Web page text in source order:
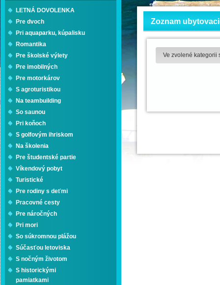
LETNÁ DOVOLENKA
Pre dvoch
Pri aquaparku, kúpalisku
Romantika
Pre školské výlety
Pre imobilných
Pre motorkárov
S agroturistikou
Na teambuilding
So saunou
Pri koňoch
S golfovým ihriskom
Na školenia
Pre študentské partie
Víkendový pobyt
Turistické
Pre rodiny s deťmi
Pracovné cesty
Pre náročných
Pri mori
So súkromnou plážou
Súčasťou letoviska
S nočným životom
S historickými
pamiatkami
Zoznam
Ve zvolené kategorii